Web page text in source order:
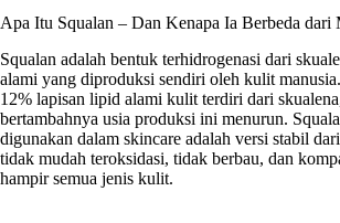
Apa Itu Squalan – Dan Kenapa Ia Berbeda dari
Squalan adalah bentuk terhidrogenasi dari
alami yang diproduksi sendiri oleh kulit
12% lapisan lipid alami kulit terdiri dari
bertambahnya usia produksi ini menurun.
digunakan dalam skincare adalah versi stabil
tidak mudah teroksidasi, tidak berbau, dan
hampir semua jenis kulit.